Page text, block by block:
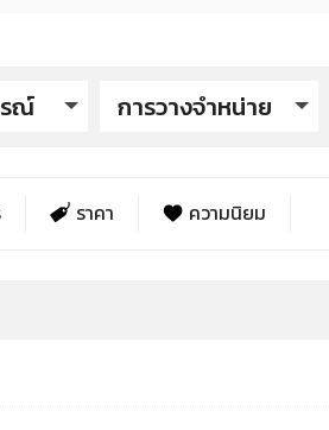
รณ์ การวางจำหน่าย
ราคา ความนิยม